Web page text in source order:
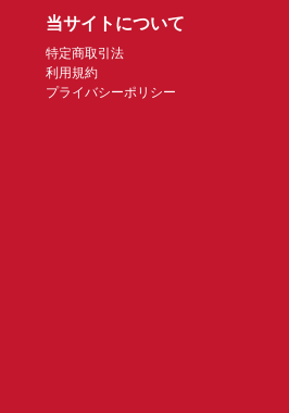
当サイトについて
特定商取引法
利用規約
プライバシーポリシー